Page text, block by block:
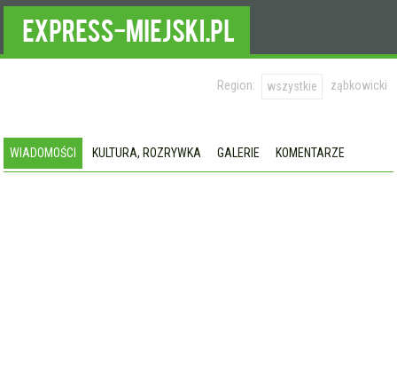
Region: wszystkie ząbkowicki
WIADOMOŚCI KULTURA, ROZRYWKA GALERIE KOMENTARZE